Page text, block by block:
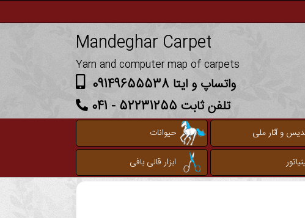
Mandeghar Carpet
Yarn and computer map of carpets
واتساپ و ایتا 09149655538
تلفن ثابت 52231255 - 041
و آثار ملی
حیوانات
ابزار قالی بافی